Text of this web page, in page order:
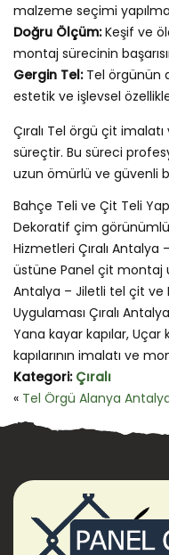
malzeme seçimi
Doğru Ölçüm:Keşif ve
montaj sürecinin
Gergin Tel:Tel örgünün
estetik ve işlevsel
Çıralı Tel örgü çit
süreçtir. Bu süreci
uzun ömürlü ve güvenli
Bahçe Teli ve Çit Teli
Dekoratif çim görünümlü
Hizmetleri Çıralı
üstüne Panel çit montaj
Antalya – Jiletli tel çit ve
Uygulaması Çıralı
Yana kayar kapılar, Uçar
kapılarının imalatı ve
Kategori: Çıralı
« Tel Örgü Alanya